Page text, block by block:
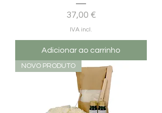
Preço
37,00 €
IVA incl.
Adicionar ao carrinho
NOVO PRODUTO